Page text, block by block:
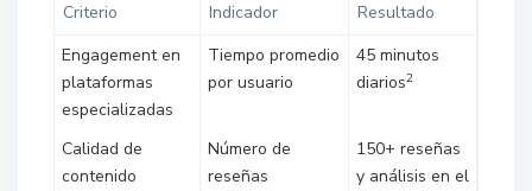
Criterio Indicador
Resultado
Engagement en
plataformas
especializadas
Tiempo promedio
por usuario
45 minutos
diarios2
Calidad de
contenido
Número de
reseñas
150+ reseñas
y análisis en el